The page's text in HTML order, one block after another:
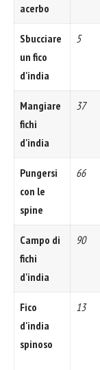
acerbo
Sbucciare
un fico
d'india
5
Mangiare
fichi
d'india
37
Pungersi
con le
spine
66
Campo di
fichi
d'india
90
Fico
d'india
spinoso
13